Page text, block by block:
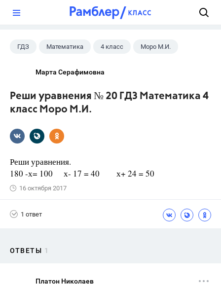
ГДЗ Математика 4 класс Моро М.И.
Марта Серафимовна
Реши уравнения № 20 ГДЗ Математика 4
класс Моро М.И.
Реши уравнения.
180 -х= 100 х- 17 = 40 х+ 24 = 50
16 октября 2017
1 ответ
ОТВЕТЫ 1
Платон Николаев